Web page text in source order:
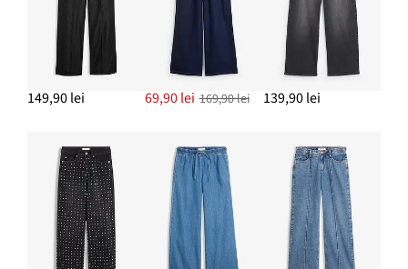
149,90 lei 69,90 lei 169,90 lei 139,90 lei